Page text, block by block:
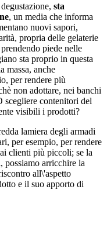
sta
, un media che informa
nuovi sapori,
propria delle gelaterie
piede nelle
sta proprio in questa
massa, anche
per rendere più
non adottare, nei banchi
scegliere contenitori del
visibili i prodotti?
lamiera degli armadi
per esempio, per rendere
clienti più piccoli; se la
possiamo arricchire la
all\'aspetto
e il suo apporto di